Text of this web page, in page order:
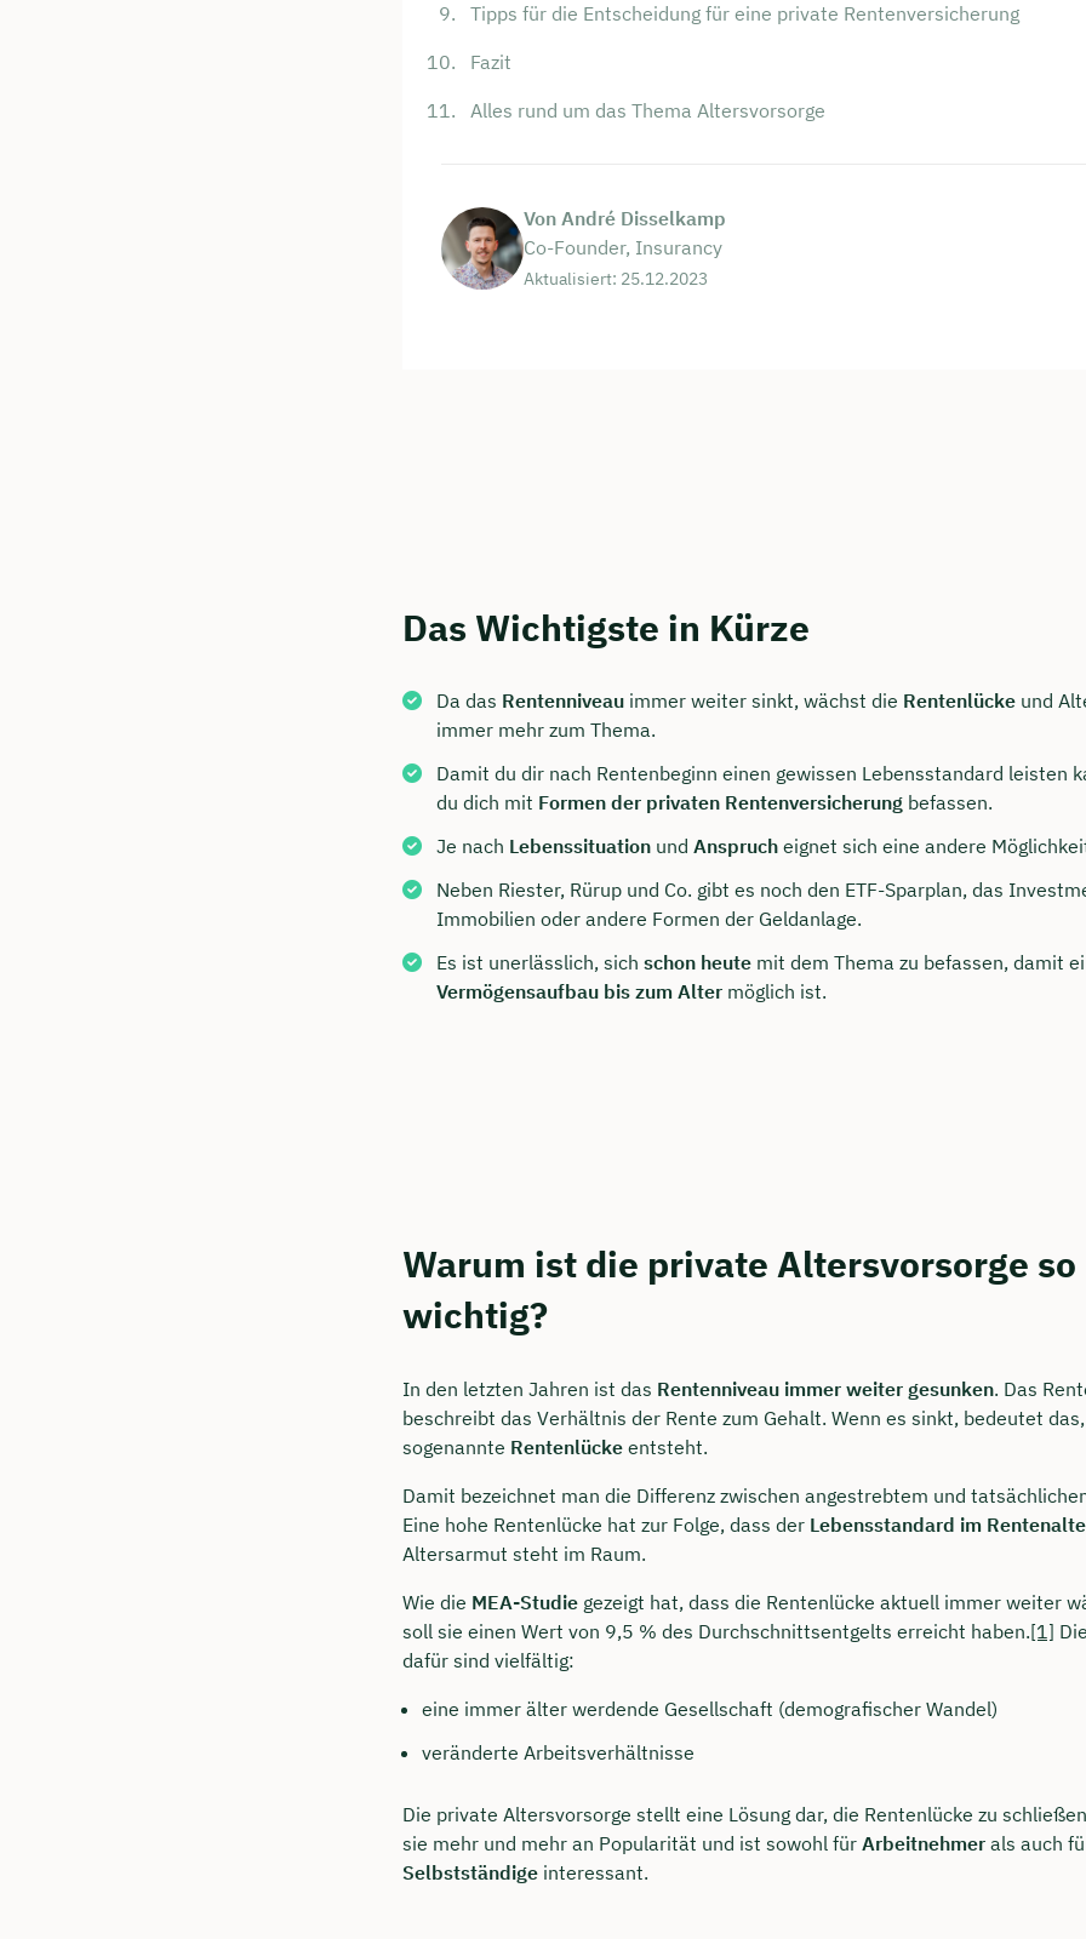
Tipps für die Entscheidung für eine private Rentenversicherung
Fazit
Alles rund um das Thema Altersvorsorge
Von André Disselkamp
Co-Founder, Insurancy
Aktualisiert: 25.12.2023
Das Wichtigste in Kürze
Da das Rentenniveau immer weiter sinkt, wächst die Rentenlücke und
immer mehr zum Thema.
Damit du dir nach Rentenbeginn einen gewissen Lebensstandard leisten
du dich mit Formen der privaten Rentenversicherung befassen.
Je nach Lebenssituation und Anspruch eignet sich eine andere
Neben Riester, Rürup und Co. gibt es noch den ETF-Sparplan, das
Immobilien oder andere Formen der Geldanlage.
Es ist unerlässlich, sich schon heute mit dem Thema zu befassen, damit
Vermögensaufbau bis zum Alter möglich ist.
Warum ist die private Altersvorsorge so
wichtig?
In den letzten Jahren ist das Rentenniveau immer weiter gesunken. Das
beschreibt das Verhältnis der Rente zum Gehalt. Wenn es sinkt, bedeutet
sogenannte Rentenlücke entsteht.
Damit bezeichnet man die Differenz zwischen angestrebtem und
Eine hohe Rentenlücke hat zur Folge, dass der Lebensstandard im
Altersarmut steht im Raum.
Wie die MEA-Studie gezeigt hat, dass die Rentenlücke aktuell immer weiter
soll sie einen Wert von 9,5 % des Durchschnittsentgelts erreicht haben.[1]
dafür sind vielfältig:
eine immer älter werdende Gesellschaft (demografischer Wandel)
veränderte Arbeitsverhältnisse
Die private Altersvorsorge stellt eine Lösung dar, die Rentenlücke zu
sie mehr und mehr an Popularität und ist sowohl für Arbeitnehmer als auch
Selbstständige interessant.
Kostenfrei & unverbindlich
🗓️ Wählen Sie jetzt Ihren Wunschtermin: